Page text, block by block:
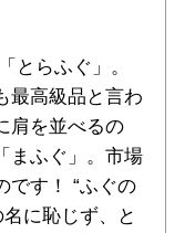
とらふぐ」。
最高級品と言わ
肩を並べるの
まふぐ」。市場
です！ “ふぐの
に恥じず、と